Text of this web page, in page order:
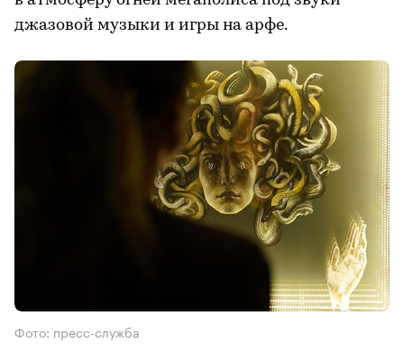
джазовой музыки и игры на арфе.
Фото: пресс-служба